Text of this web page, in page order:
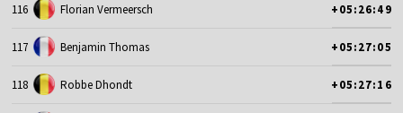
116 Florian Vermeersch +05:26:49
117 Benjamin Thomas +05:27:05
118 Robbe Dhondt +05:27:16